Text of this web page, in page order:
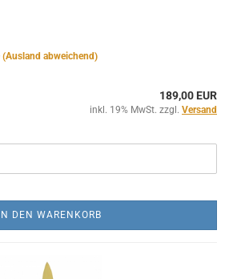
(Ausland abweichend)
189,00 EUR
inkl. 19% MwSt. zzgl. Versand
IN DEN WARENKORB